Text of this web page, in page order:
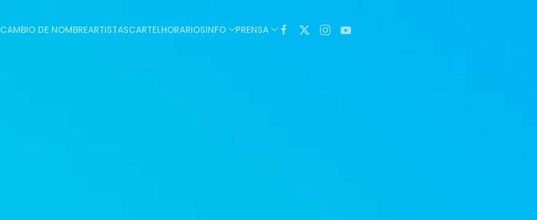
CAMBIO DE NOMBREARTISTASCARTELHORARIOSINFO PRENSA